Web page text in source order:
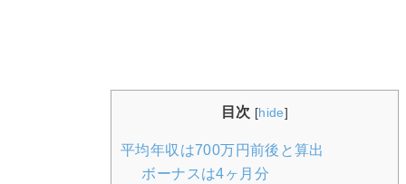
目次 [hide]
平均年収は700万円前後と算出
ボーナスは4ヶ月分